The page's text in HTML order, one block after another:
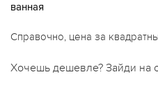
ванная
Справочно, цена за
Хочешь дешевле? Зайди на